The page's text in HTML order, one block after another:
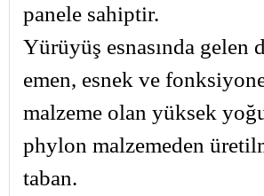
panele sahiptir.
Yürüyüş esnasında gelen
emen, esnek ve
malzeme olan yüksek
phylon malzemeden
taban.